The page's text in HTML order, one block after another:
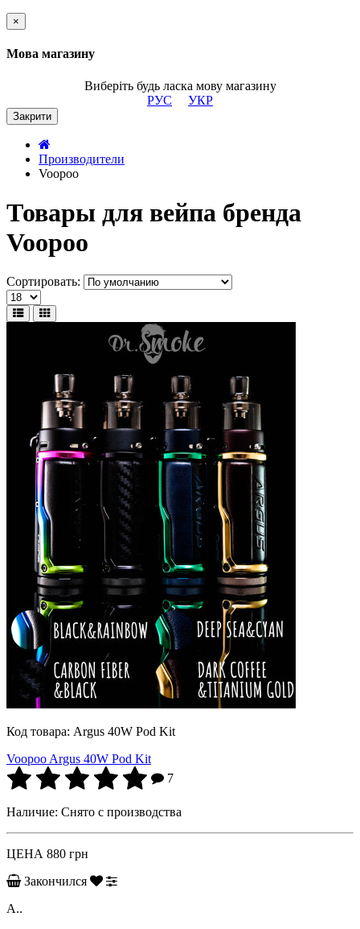
×
Мова магазину
Виберіть будь ласка мову магазину
РУС
УКР
Закрити
Производители
Voopoo
Товары для вейпа бренда
Voopoo
Сортировать:
Код товара: Argus 40W Pod Kit
Voopoo Argus 40W Pod Kit
7
Наличие: Снято с производства
ЦЕНА 880 грн
Закончился
A..